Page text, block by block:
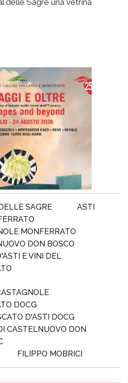
SAGRE
ASTI
MONFERRATO
DON BOSCO
E VINI DEL
DOCG
D'ASTI DOCG
CASTELNUOVO DON
FILIPPO MOBRICI